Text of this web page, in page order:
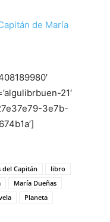
de María
21′
3e7b-
del Capitán
libro
María Dueñas
Planeta